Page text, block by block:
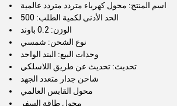
اسم المنتج: محول كهرباء متردد متردد عالمية
الحد الأدنى لكمية الطلب: 500
الوزن: 0.2 باوند
نوع الشحن: شمسي
وحدات البيع: البند الواحد
تحديث: تحديث عن طريق اللاسلكي
شاحن جدار متعدد الجهد
محول القابس العالمي
محول طاقة السفر